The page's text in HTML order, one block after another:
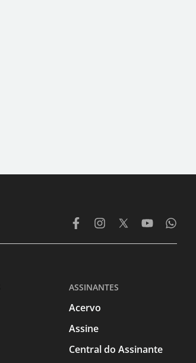
ASSINANTES
Acervo
Assine
Central do Assinante